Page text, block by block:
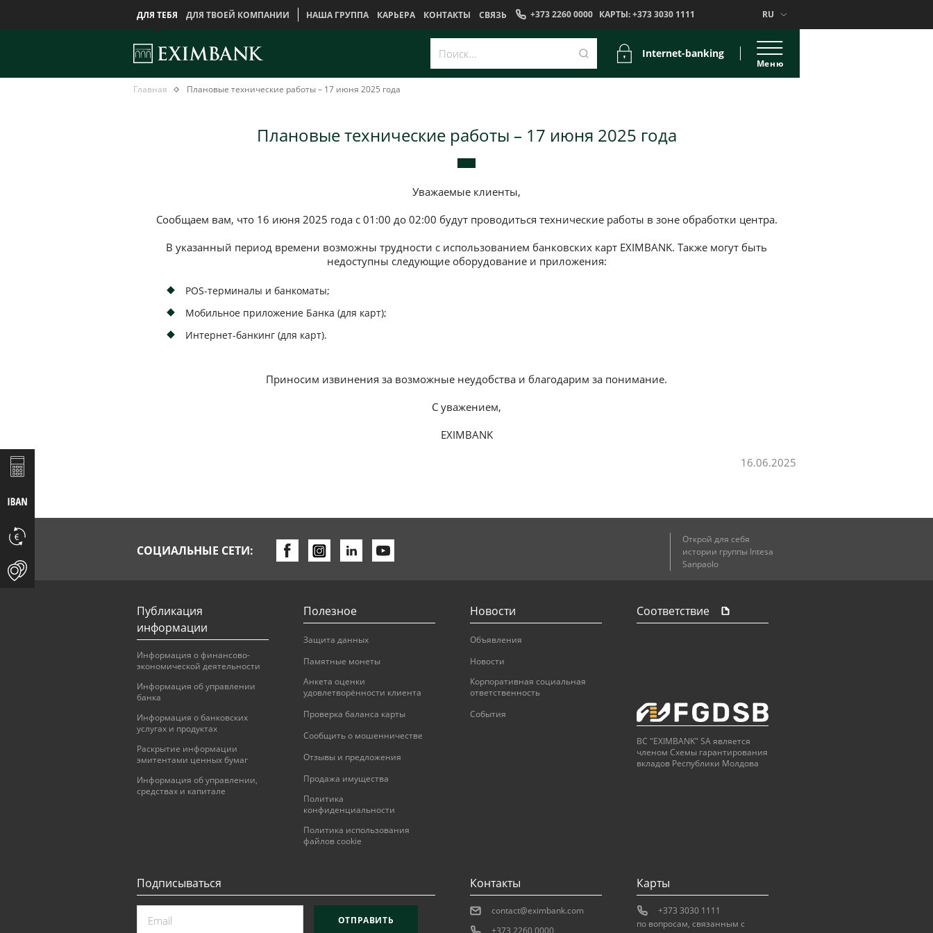
ДЛЯ ТЕБЯ ДЛЯ ТВОЕЙ КОМПАНИИ НАША ГРУППА КАРЬЕРА КОНТАКТЫ CВЯЗЬ +373 2260 0000 КАРТЫ:+373 3030 1111 RU
Internet-banking
Меню
Главная ГлавнаяПлановые
Плановые технические работы – 17 июня 2025 года
Плановые технические работы – 17 июня 2025 года
Уважаемые клиенты,
Сообщаем вам, что 16 июня 2025 года с 01:00 до 02:00 будут проводиться технические работы в зоне обработки центра.
В указанный период времени возможны трудности с использованием банковских карт EXIMBANK. Также могут быть
недоступны следующие оборудование и приложения:
POS-терминалы и банкоматы;
Мобильное приложение Банка (для карт);
Интернет-банкинг (для карт).
Приносим извинения за возможные неудобства и благодарим за понимание.
С уважением,
EXIMBANK
16.06.2025
СОЦИАЛЬНЫЕ СЕТИ:
Открой для себя
истории группы Intesa
Sanpaolo
Публикация
информации
Информация о финансово-
экономической деятельности
Информация об управлении
банка
Информация о банковских
услугах и продуктах
Раскрытие информации
эмитентами ценных бумаг
Информация об управлении,
средствах и капитале
Полезное
Защита данных
Памятные монеты
Анкета оценки
удовлетворённости клиента
Проверка баланса карты
Сообщить о мошенничестве
Отзывы и предложения
Продажа имущества
Политика
конфиденциальности
Политика использования
файлов cookie
Новости
Объявления
Новости
Корпоративная социальная
ответственность
События
Соответствие
BC "EXIMBANK" SA является
членом Схемы гарантирования
вкладов Республики Молдова
Подписываться
ОТПРАВИТЬ
Контакты
contact@eximbank.com
Карты
+373 3030 1111
по вопросам, связанным с